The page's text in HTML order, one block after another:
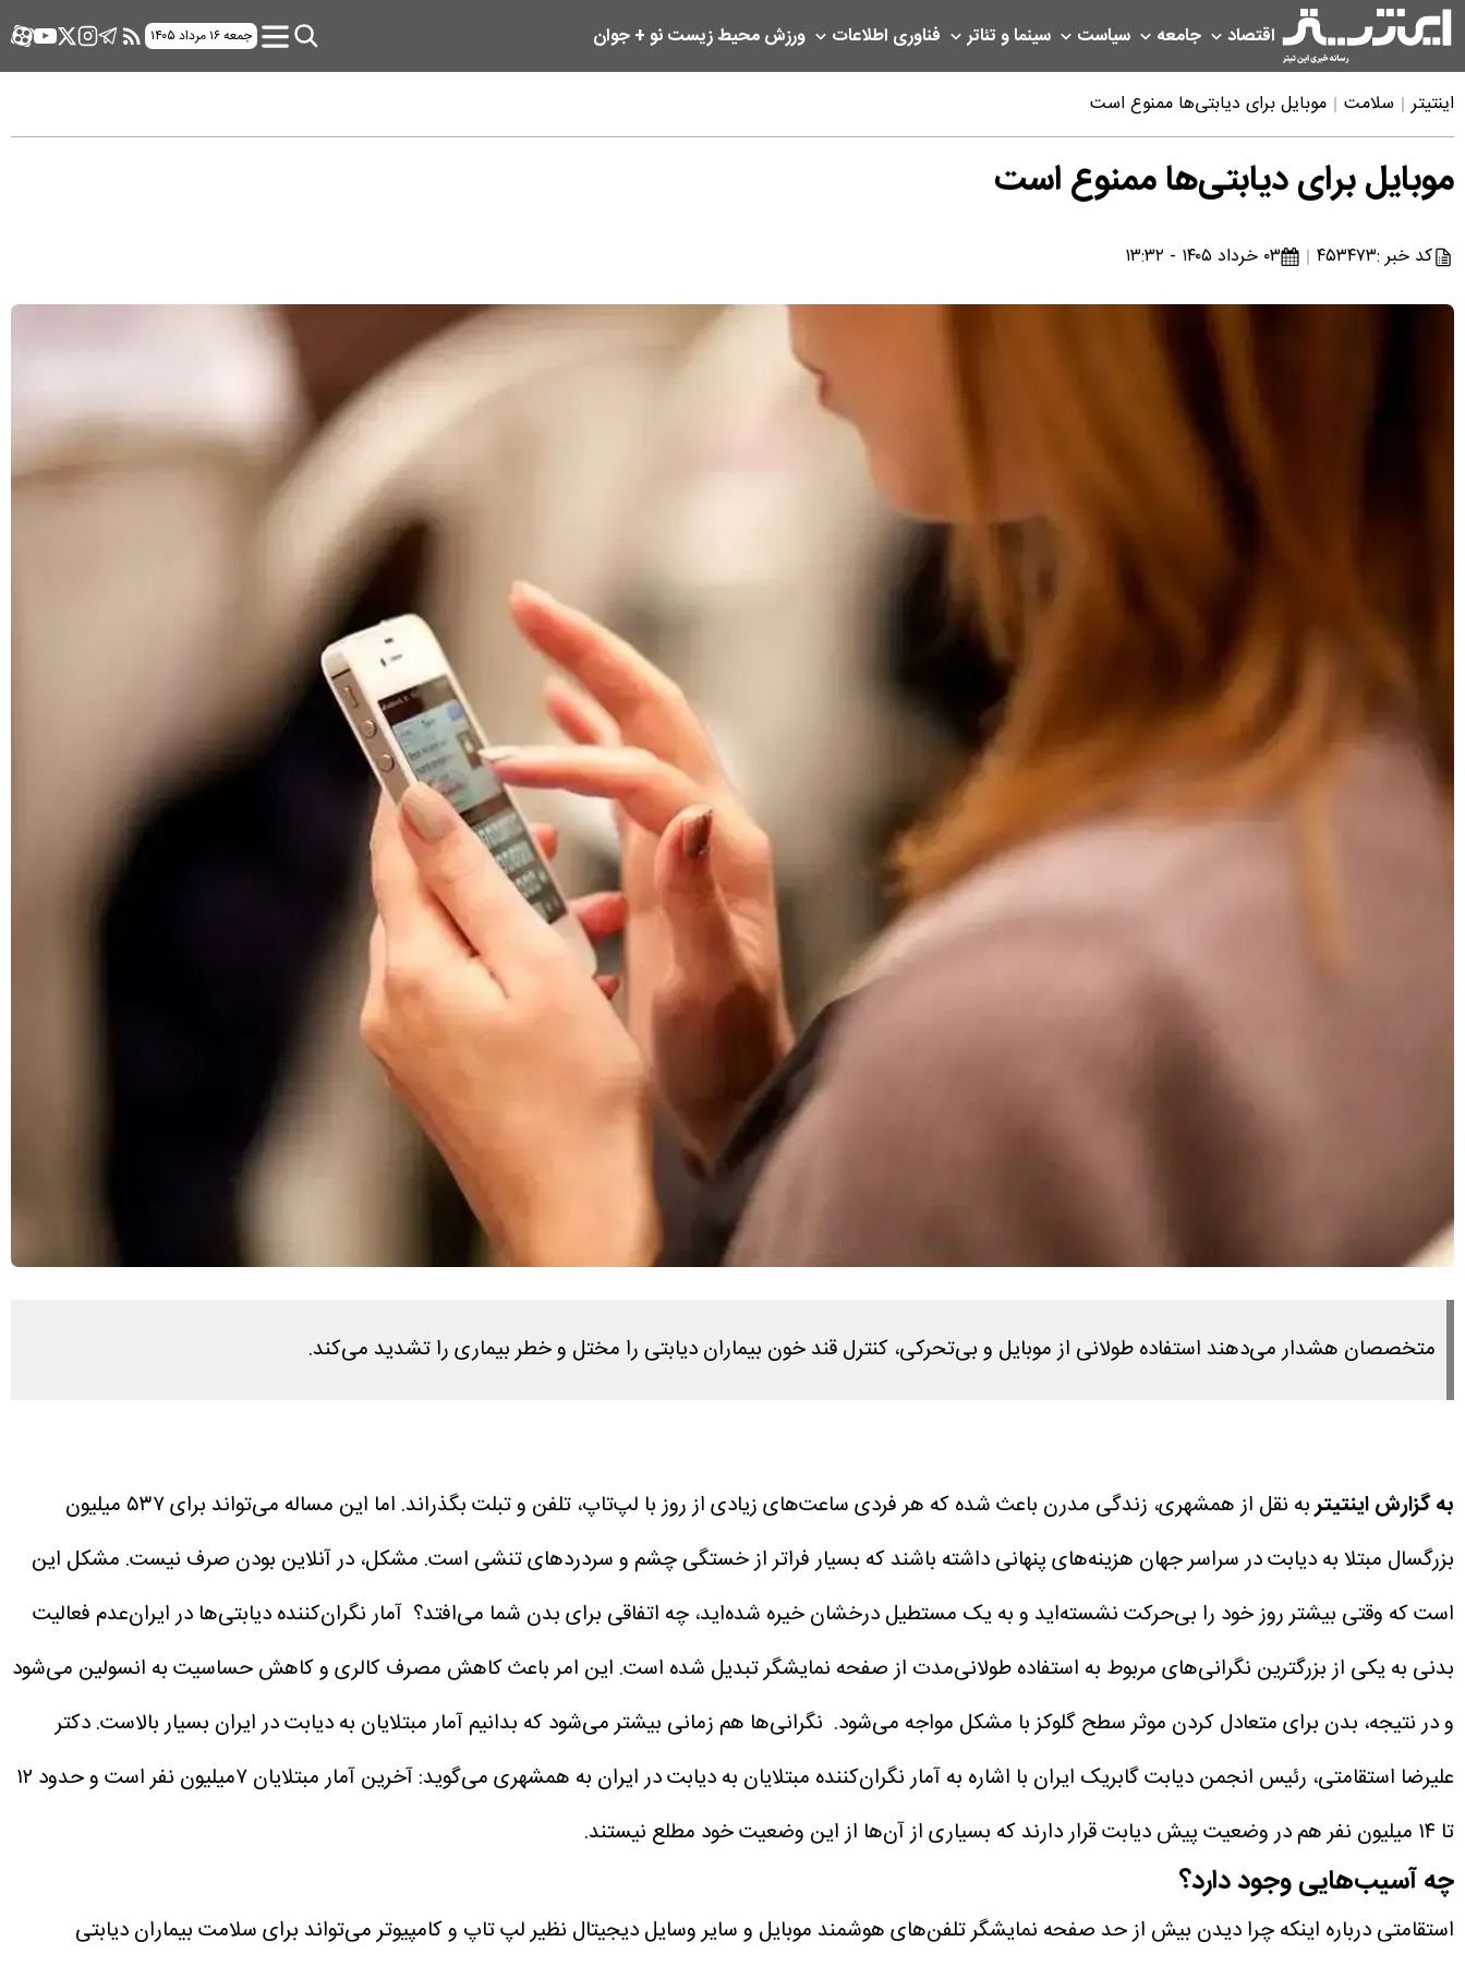
اقتصاد جامعه سیاست سینما و تئاتر فناوری اطلاعات ورزشمحیط زیستنو + جوان جمعه ۱۶ مرداد ۱۴۰۵
اینتیتر سلامت ​موبایل برای دیابتی‌ها ممنوع است
​موبایل برای دیابتی‌ها ممنوع است
کد خبر :۴۵۳۴۷۳ ۰۳ خرداد ۱۴۰۵ - ۱۳:۳۲
متخصصان هشدار می‌دهند استفاده طولانی از موبایل و بی‌تحرکی، کنترل قند خون بیماران دیابتی را مختل و خطر بیماری را تشدید می‌کند.
به گزارش اینتیتر
به نقل از همشهری، زندگی مدرن باعث شده که هر فردی ساعت‌های زیادی از روز با لپ‌تاپ، تلفن و تبلت بگذراند. اما این مساله می‌تواند برای ۵۳۷ میلیون
بزرگسال مبتلا به دیابت در سراسر جهان هزینه‌های پنهانی داشته باشند که بسیار فراتر از خستگی چشم و سردردهای تنشی است. مشکل، در آنلاین بودن صرف نیست. مشکل این
است که وقتی بیشتر روز خود را بی‌حرکت نشسته‌اید و به یک مستطیل درخشان خیره شده‌اید، چه اتفاقی برای بدن شما می‌افتد؟ آمار نگران‌کننده دیابتی‌ها در ایران‌عدم فعالیت
بدنی به یکی از بزرگترین نگرانی‌های مربوط به استفاده طولانی‌مدت از صفحه نمایشگر تبدیل شده است. این امر باعث کاهش مصرف کالری و کاهش حساسیت به انسولین می‌شود
و در نتیجه، بدن برای متعادل کردن موثر سطح گلوکز با مشکل مواجه می‌شود. نگرانی‌ها هم زمانی بیشتر می‌شود که بدانیم آمار مبتلایان به دیابت در ایران بسیار بالاست. دکتر
علیرضا استقامتی، رئیس انجمن دیابت گابریک ایران با اشاره به آمار نگران‌کننده مبتلایان به دیابت در ایران به همشهری می‌گوید: آخرین آمار مبتلایان ۷میلیون نفر است و حدود ۱۲
تا ۱۴ میلیون نفر هم در وضعیت پیش دیابت قرار دارند که بسیاری از آن‌ها از این وضعیت خود مطلع نیستند.
چه آسیب‌هایی وجود دارد؟
استقامتی درباره اینکه چرا دیدن بیش از حد صفحه نمایشگر تلفن‌های هوشمند موبایل و سایر وسایل دیجیتال نظیر لپ تاپ و کامپیوتر می‌تواند برای سلامت بیماران دیابتی